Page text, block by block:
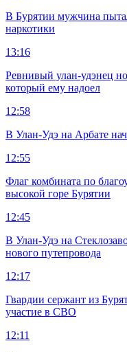
В Бурятии мужчина
наркотики
13:16
Ревнивый улан-удэнец
который ему надоел
12:58
В Улан-Удэ на Арбате
12:55
Флаг комбината по
высокой горе Бурятии
12:45
В Улан-Удэ на
нового путепровода
12:17
Гвардии сержант из
участие в СВО
12:11